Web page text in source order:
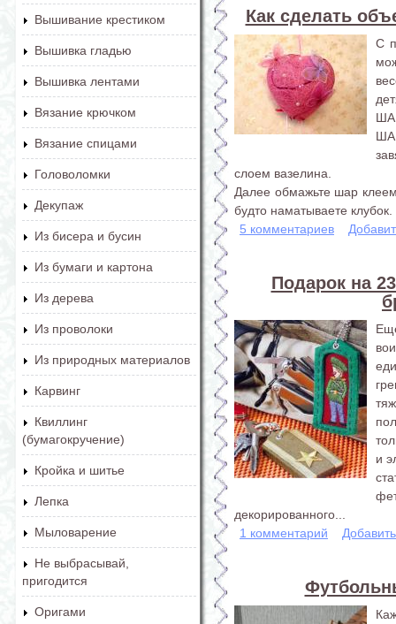
Вышивание крестиком
Вышивка гладью
Вышивка лентами
Вязание крючком
Вязание спицами
Головоломки
Декупаж
Из бисера и бусин
Из бумаги и картона
Из дерева
Из проволоки
Из природных материалов
Карвинг
Квиллинг
(бумагокручение)
Кройка и шитье
Лепка
Мыловарение
Не выбрасывай,
пригодится
Оригами
Как сделать
С
слоем вазелина.
Далее обмажьте шар
будто наматываете
5 комментариев
Подарок на
и
декорированного...
1 комментарий